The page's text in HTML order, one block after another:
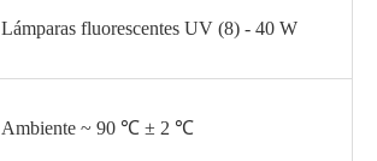
Lámparas fluorescentes UV (8) - 40 W
Ambiente ~ 90 ℃ ± 2 ℃